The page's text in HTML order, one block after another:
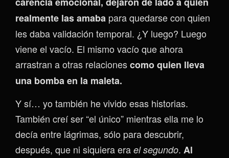
realmente las amaba para quedarse con quien
les daba validación temporal. ¿Y luego? Luego
viene el vacío. El mismo vacío que ahora
arrastran a otras relacionescomo quien lleva
una bomba en la maleta.
Y sí… yo también he vivido esas historias.
También creí ser “el único” mientras ella me lo
decía entre lágrimas, sólo para descubrir,
después, que ni siquiera era el segundo. Al